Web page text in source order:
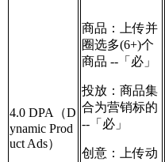
4.0 DPA（D
ynamic Prod
uct Ads）
商品：上传并
圈选多(6+)个
商品 --「必」
投放：商品集
合为营销标的
--「必」
创意：上传动